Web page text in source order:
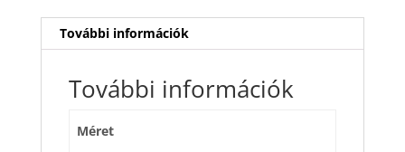
További információk
További információk
Méret